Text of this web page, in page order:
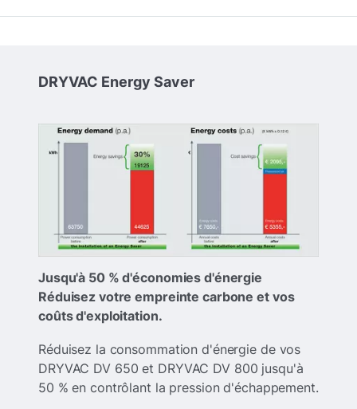
DRYVAC Energy Saver
Jusqu'à 50 % d'économies d'énergie
Réduisez votre empreinte carbone et vos
coûts d'exploitation.
Réduisez la consommation d'énergie de vos
DRYVAC DV 650 et DRYVAC DV 800 jusqu'à
50 % en contrôlant la pression d'échappement.